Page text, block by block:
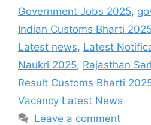
Government Jobs 2025,
Indian Customs Bharti
Latest news, Latest
Naukri 2025, Rajasthan
Result Customs Bharti
Vacancy Latest News
Leave a comment